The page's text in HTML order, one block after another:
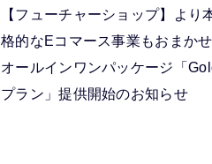
【フューチャーショップ】より
格的なEコマース事業もおまかせ
オールインワンパッケージ「
プラン」提供開始のお知らせ